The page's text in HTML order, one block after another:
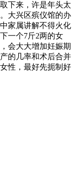
下来，许是年头太
大兴区殡仪馆的办
家属讲解不得火化
一个7斤2两的女
会大大增加妊娠期
的几率和术后合并
性，最好先扼制好